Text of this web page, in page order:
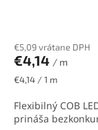
€5,09 vrátane DPH
€4,14 / m
Jednotková
€4,14 / 1 m
Flexibilný COB
prináša